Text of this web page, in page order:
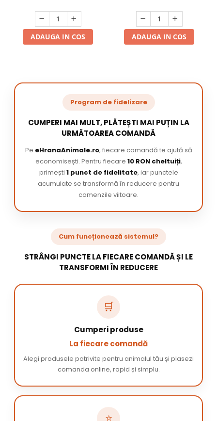
ADAUGA IN COS ADAUGA IN COS
Program de fidelizare
CUMPERI MAI MULT, PLĂTEȘTI MAI PUȚIN LA
URMĂTOAREA COMANDĂ
Pe eHranaAnimale.ro, fiecare comandă te ajută să
economisești. Pentru fiecare 10 RON cheltuiți,
primești 1 punct de fidelitate, iar punctele
acumulate se transformă în reducere pentru
comenzile viitoare.
Cum funcționează sistemul?
STRÂNGI PUNCTE LA FIECARE COMANDĂ ȘI LE
TRANSFORMI ÎN REDUCERE
🛒
Cumperi produse
La fiecare comandă
Alegi produsele potrivite pentru animalul tău și plasezi
comanda online, rapid și simplu.